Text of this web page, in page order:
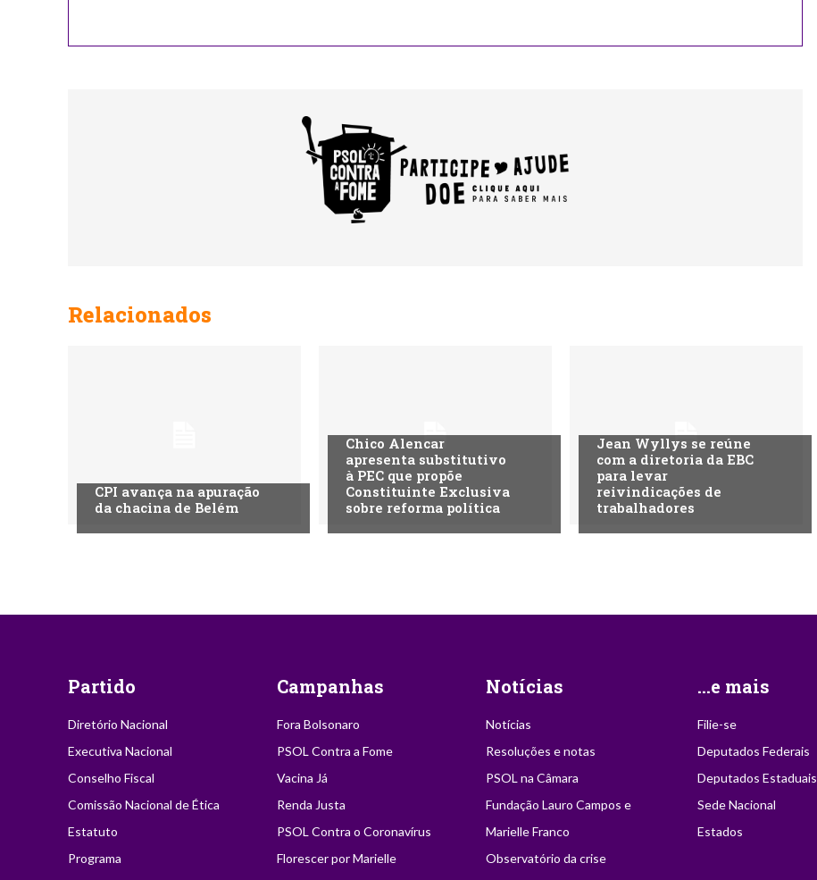
Relacionados
CPI avança na apuração
da chacina de Belém
Chico Alencar
apresenta substitutivo
à PEC que propõe
Constituinte Exclusiva
sobre reforma política
Jean Wyllys se reúne
com a diretoria da EBC
para levar
reivindicações de
trabalhadores
Partido
Diretório Nacional
Executiva Nacional
Conselho Fiscal
Comissão Nacional de Ética
Estatuto
Programa
Campanhas
Fora Bolsonaro
PSOL Contra a Fome
Vacina Já
Renda Justa
PSOL Contra o Coronavírus
Florescer por Marielle
Notícias
Notícias
Resoluções e notas
PSOL na Câmara
Fundação Lauro Campos e
Marielle Franco
Observatório da crise
...e mais
Filie-se
Deputados Federais
Deputados Estaduais
Sede Nacional
Estados